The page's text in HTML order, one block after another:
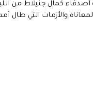
كمال جنبلاط من
والأزمات التي طال